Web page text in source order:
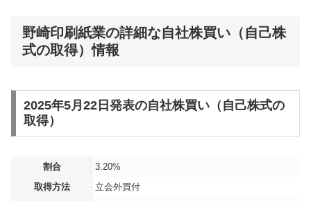
野崎印刷紙業の詳細な自社株買い（自己株
式の取得）情報
2025年5月22日発表の自社株買い（自己株式の
取得）
割合
3.20%
取得方法
立会外買付